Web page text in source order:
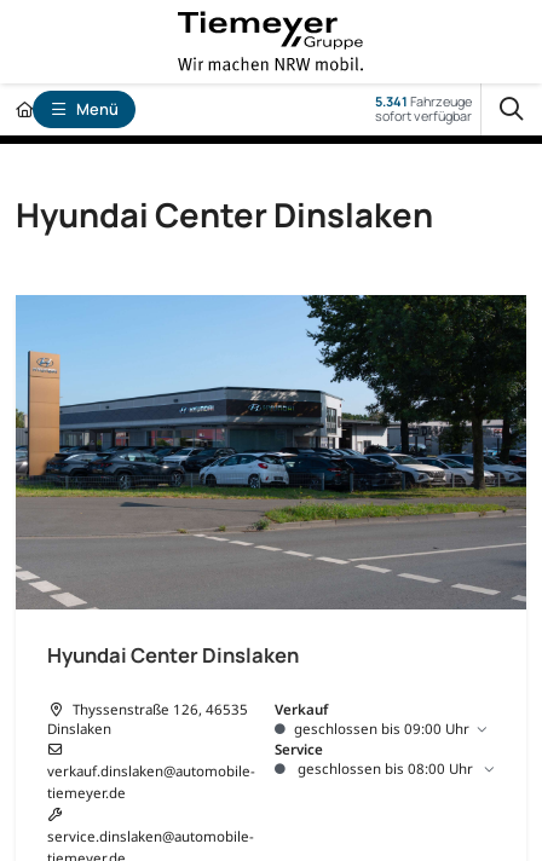
Menü 5.341 Fahrzeuge
sofort verfügbar
Hyundai Center Dinslaken
Hyundai Center Dinslaken
Thyssenstraße 126, 46535
Dinslaken
verkauf.dinslaken@automobile-
tiemeyer.de
service.dinslaken@automobile-
Verkauf
geschlossen bis 09:00 Uhr
Service
geschlossen bis 08:00 Uhr